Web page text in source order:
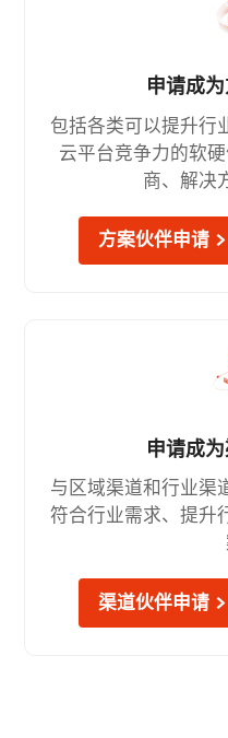
申请成
包括各类可以提升行
云平台竞争力的软
商、解决
方案伙伴申请
申请成
与区域渠道和行业渠
符合行业需求、提升
渠道伙伴申请